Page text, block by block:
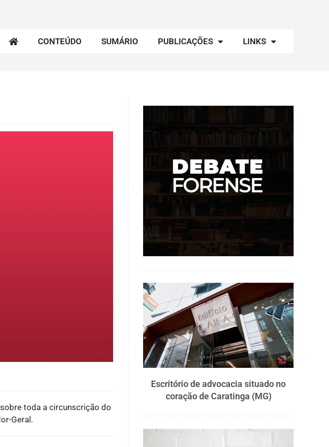
CONTEÚDO SUMÁRIO PUBLICAÇÕES LINKS
toda a circunscrição do
Geral.
Escritório de advocacia situado no
coração de Caratinga (MG)